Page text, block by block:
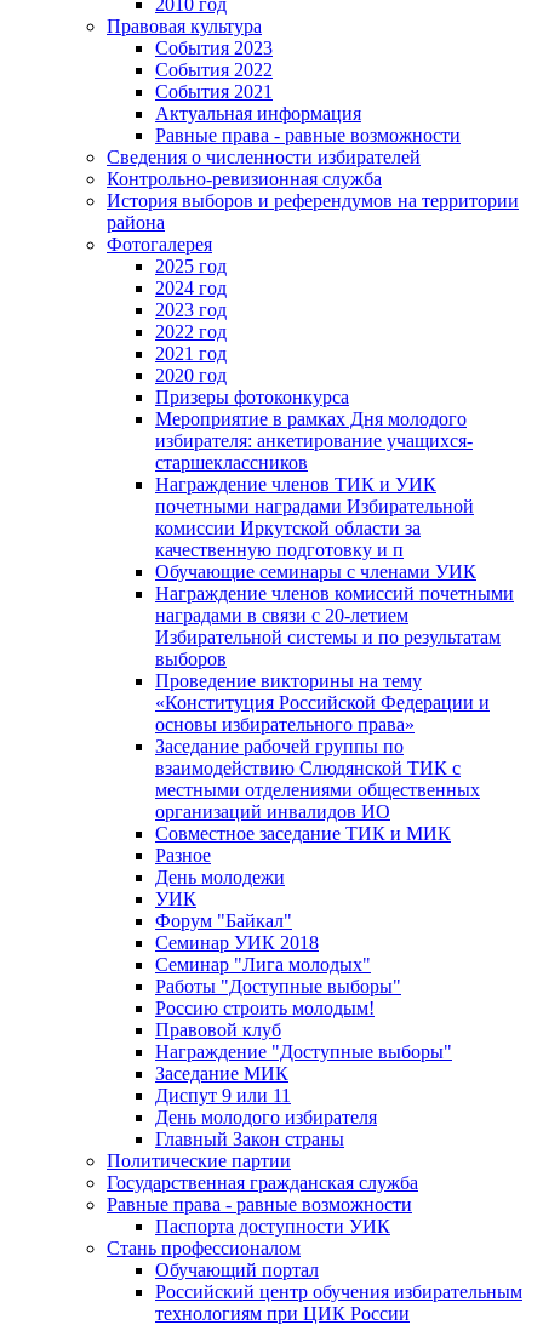
2010 год
Правовая культура
События 2023
События 2022
События 2021
Актуальная информация
Равные права - равные возможности
Сведения о численности избирателей
Контрольно-ревизионная служба
История выборов и референдумов на территории
района
Фотогалерея
2025 год
2024 год
2023 год
2022 год
2021 год
2020 год
Призеры фотоконкурса
Мероприятие в рамках Дня молодого
избирателя: анкетирование учащихся-
старшеклассников
Награждение членов ТИК и УИК
почетными наградами Избирательной
комиссии Иркутской области за
качественную подготовку и п
Обучающие семинары с членами УИК
Награждение членов комиссий почетными
наградами в связи с 20-летием
Избирательной системы и по результатам
выборов
Проведение викторины на тему
«Конституция Российской Федерации и
основы избирательного права»
Заседание рабочей группы по
взаимодействию Слюдянской ТИК с
местными отделениями общественных
организаций инвалидов ИО
Совместное заседание ТИК и МИК
Разное
День молодежи
УИК
Форум "Байкал"
Семинар УИК 2018
Семинар "Лига молодых"
Работы "Доступные выборы"
Россию строить молодым!
Правовой клуб
Награждение "Доступные выборы"
Заседание МИК
Диспут 9 или 11
День молодого избирателя
Главный Закон страны
Политические партии
Государственная гражданская служба
Равные права - равные возможности
Паспорта доступности УИК
Стань профессионалом
Обучающий портал
Российский центр обучения избирательным
технологиям при ЦИК России